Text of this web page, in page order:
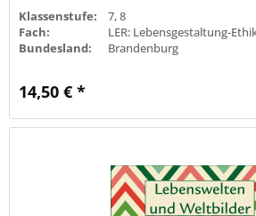
Klassenstufe:
7, 8
Fach:
LER: Lebensgestaltung-
Bundesland:
Brandenburg
14,50 € *